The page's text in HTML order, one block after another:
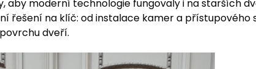
aby moderní technologie fungovaly i na starších
řešení na klíč: od instalace kamer a přístupového
dveří.